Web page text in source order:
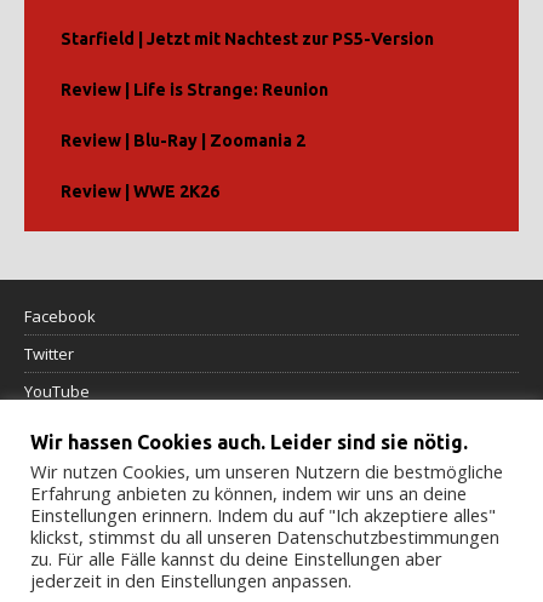
Starfield | Jetzt mit Nachtest zur PS5-Version
Review | Life is Strange: Reunion
Review | Blu-Ray | Zoomania 2
Review | WWE 2K26
Facebook
Twitter
YouTube
Datenschutzerklärung
Impressum
Cookierichtlinie
Wir hassen Cookies auch. Leider sind sie nötig.
Wir nutzen Cookies, um unseren Nutzern die bestmögliche
Erfahrung anbieten zu können, indem wir uns an deine
Einstellungen erinnern. Indem du auf "Ich akzeptiere alles"
klickst, stimmst du all unseren Datenschutzbestimmungen
zu. Für alle Fälle kannst du deine Einstellungen aber
jederzeit in den Einstellungen anpassen.